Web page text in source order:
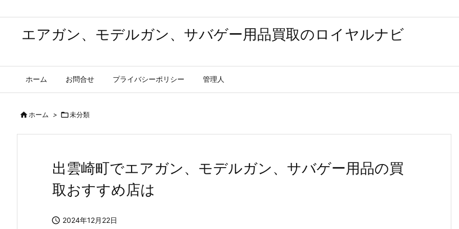
エアガン、モデルガン、サバゲー用品買取のロイヤルナビ
ホーム お問合せ プライバシーポリシー 管理人
ホーム > 未分類
出雲崎町でエアガン、モデルガン、サバゲー用品の買
取おすすめ店は
 2024年12月22日